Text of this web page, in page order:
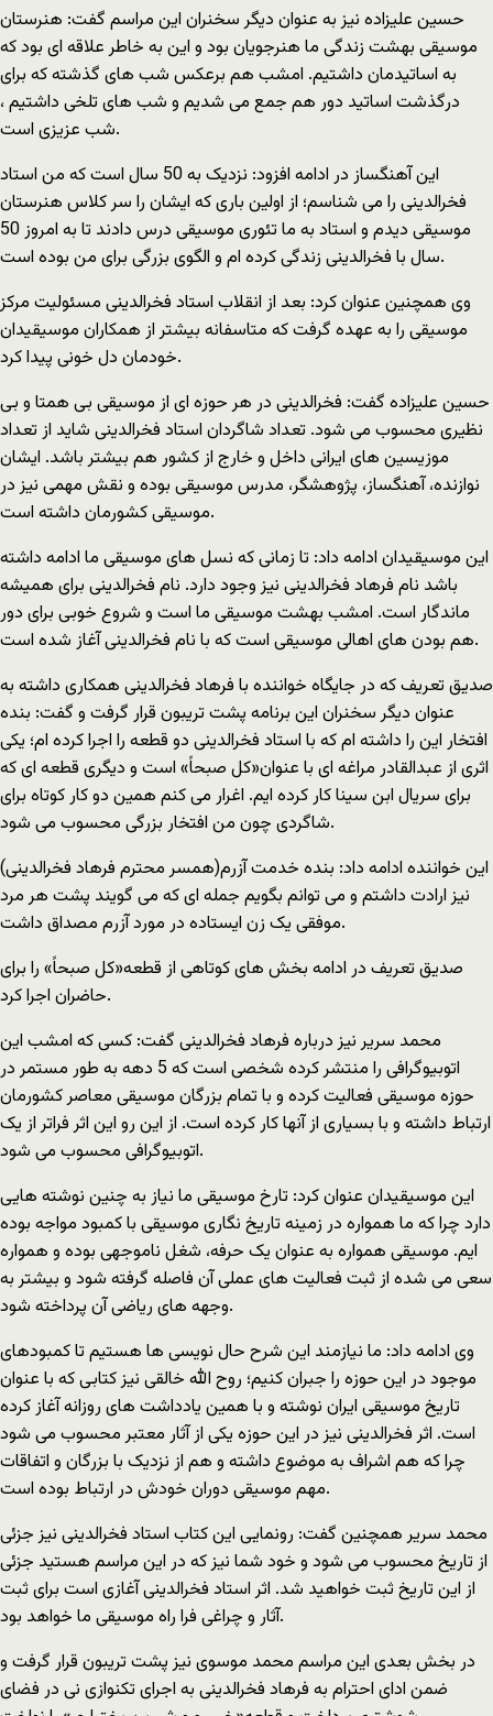
حسین علیزاده نیز به عنوان دیگر سخنران این مراسم گفت: هنرستان
موسیقی بهشت زندگی ما هنرجویان بود و این به خاطر علاقه ای بود که
به اساتیدمان داشتیم. امشب هم برعکس شب های گذشته که برای
درگذشت اساتید دور هم جمع می شدیم و شب های تلخی داشتیم ،
شب عزیزی است.
این آهنگساز در ادامه افزود: نزدیک به 50 سال است که من استاد
فخرالدینی را می شناسم؛ از اولین باری که ایشان را سر کلاس هنرستان
موسیقی دیدم و استاد به ما تئوری موسیقی درس دادند تا به امروز 50
سال با فخرالدینی زندگی کرده ام و الگوی بزرگی برای من بوده است.
وی همچنین عنوان کرد: بعد از انقلاب استاد فخرالدینی مسئولیت مرکز
موسیقی را به عهده گرفت که متاسفانه بیشتر از همکاران موسیقیدان
خودمان دل خونی پیدا کرد.
حسین علیزاده گفت: فخرالدینی در هر حوزه ای از موسیقی بی همتا و بی
نظیری محسوب می شود. تعداد شاگردان استاد فخرالدینی شاید از تعداد
موزیسین های ایرانی داخل و خارج از کشور هم بیشتر باشد. ایشان
نوازنده، آهنگساز، پژوهشگر، مدرس موسیقی بوده و نقش مهمی نیز در
موسیقی کشورمان داشته است.
این موسیقیدان ادامه داد: تا زمانی که نسل های موسیقی ما ادامه داشته
باشد نام فرهاد فخرالدینی نیز وجود دارد. نام فخرالدینی برای همیشه
ماندگار است. امشب بهشت موسیقی ما است و شروع خوبی برای دور
هم بودن های اهالی موسیقی است که با نام فخرالدینی آغاز شده است.
صدیق تعریف که در جایگاه خواننده با فرهاد فخرالدینی همکاری داشته به
عنوان دیگر سخنران این برنامه پشت تریبون قرار گرفت و گفت: بنده
افتخار این را داشته ام که با استاد فخرالدینی دو قطعه را اجرا کرده ام؛ یکی
اثری از عبدالقادر مراغه ای با عنوان«کل صبحاً» است و دیگری قطعه ای که
برای سریال ابن سینا کار کرده ایم. اغرار می کنم همین دو کار کوتاه برای
شاگردی چون من افتخار بزرگی محسوب می شود.
این خواننده ادامه داد: بنده خدمت آزرم(همسر محترم فرهاد فخرالدینی)
نیز ارادت داشتم و می توانم بگویم جمله ای که می گویند پشت هر مرد
موفقی یک زن ایستاده در مورد آزرم مصداق داشت.
صدیق تعریف در ادامه بخش های کوتاهی از قطعه«کل صبحاً» را برای
حاضران اجرا کرد.
محمد سریر نیز درباره فرهاد فخرالدینی گفت: کسی که امشب این
اتوبیوگرافی را منتشر کرده شخصی است که 5 دهه به طور مستمر در
حوزه موسیقی فعالیت کرده و با تمام بزرگان موسیقی معاصر کشورمان
ارتباط داشته و با بسیاری از آنها کار کرده است. از این رو این اثر فراتر از یک
اتوبیوگرافی محسوب می شود.
این موسیقیدان عنوان کرد: تارخ موسیقی ما نیاز به چنین نوشته هایی
دارد چرا که ما همواره در زمینه تاریخ نگاری موسیقی با کمبود مواجه بوده
ایم. موسیقی همواره به عنوان یک حرفه، شغل ناموجهی بوده و همواره
سعی می شده از ثبت فعالیت های عملی آن فاصله گرفته شود و بیشتر به
وجهه های ریاضی آن پرداخته شود.
وی ادامه داد: ما نیازمند این شرح حال نویسی ها هستیم تا کمبودهای
موجود در این حوزه را جبران کنیم؛ روح الله خالقی نیز کتابی که با عنوان
تاریخ موسیقی ایران نوشته و با همین یادداشت های روزانه آغاز کرده
است. اثر فخرالدینی نیز در این حوزه یکی از آثار معتبر محسوب می شود
چرا که هم اشراف به موضوع داشته و هم از نزدیک با بزرگان و اتفاقات
مهم موسیقی دوران خودش در ارتباط بوده است.
محمد سریر همچنین گفت: رونمایی این کتاب استاد فخرالدینی نیز جزئی
از تاریخ محسوب می شود و خود شما نیز که در این مراسم هستید جزئی
از این تاریخ ثبت خواهید شد. اثر استاد فخرالدینی آغازی است برای ثبت
آثار و چراغی فرا راه موسیقی ما خواهد بود.
در بخش بعدی این مراسم محمد موسوی نیز پشت تریبون قرار گرفت و
ضمن ادای احترام به فرهاد فخرالدینی به اجرای تکنوازی نی در فضای